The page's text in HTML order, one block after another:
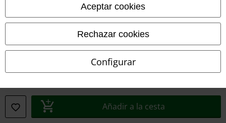
Aceptar cookies
Rechazar cookies
Configurar
Añadir a la cesta
© 1986-2026 E.M.P. Merchandising HGmbH
Tiendas EMP online
EMP France
EMP Deutschland